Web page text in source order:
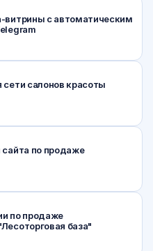
витрины с автоматическим
салонов красоты
по продаже
по продаже
база"